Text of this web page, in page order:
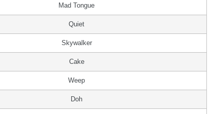
Mad Tongue
Quiet
Skywalker
Cake
Weep
Doh